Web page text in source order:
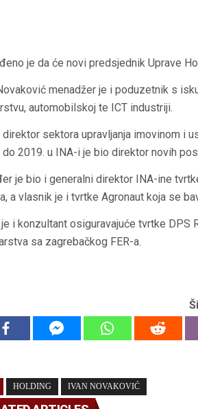
je da će novi predsjednik Uprave
menadžer je i poduzetnik s
automobilskoj te ICT industriji.
direktor sektora upravljanja imovinom i
do 2019. u INA-i je bio direktor novih
je bio i generalni direktor INA-ine
a vlasnik je i tvrtke Agronaut koja se
i konzultant osiguravajuće tvrtke DPS
sa zagrebačkog FER-a.
HOLDING IVAN NOVAKOVIĆ